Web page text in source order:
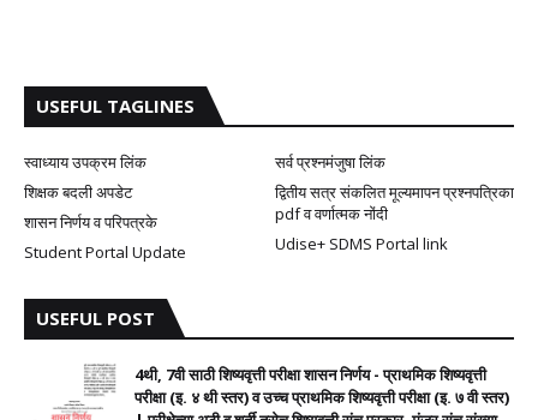
USEFUL TAGLINES
स्वाध्याय उपक्रम लिंक
सर्व प्रश्नमंजुषा लिंक
शिक्षक बदली अपडेट
द्वितीय सत्र संकलित मूल्यमापन प्रश्नपत्रिका
pdf व वर्णात्मक नोंदी
शासन निर्णय व परिपत्रके
Udise+ SDMS Portal link
Student Portal Update
USEFUL POST
4थी, 7वी साठी शिष्यवृत्ती परीक्षा शासन निर्णय - प्राथमिक शिष्यवृत्ती
परीक्षा (इ. ४ थी स्तर) व उच्च प्राथमिक शिष्यवृत्ती परीक्षा (इ. ७ वी स्तर)